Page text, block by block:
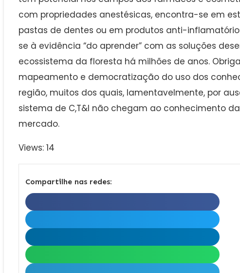
com propriedades anestésicas, encontra-se em
pastas de dentes ou em produtos anti-
se à evidência “do aprender” com as soluções
ecossistema da floresta há milhões de anos.
mapeamento e democratização do uso dos
região, muitos dos quais, lamentavelmente, por
sistema de C,T&I não chegam ao conhecimento
mercado.
Views: 14
Compartilhe nas redes: